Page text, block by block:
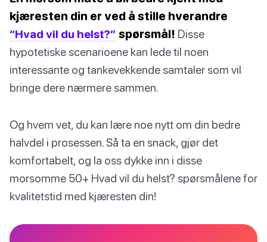
kjæresten din er ved å stille hverandre
“Hvad vil du helst?” spørsmål! Disse
hypotetiske scenarioene kan lede til noen
interessante og tankevekkende samtaler som vil
bringe dere nærmere sammen.
Og hvem vet, du kan lære noe nytt om din bedre
halvdel i prosessen. Så ta en snack, gjør det
komfortabelt, og la oss dykke inn i disse
morsomme 50+ Hvad vil du helst? spørsmålene for
kvalitetstid med kjæresten din!